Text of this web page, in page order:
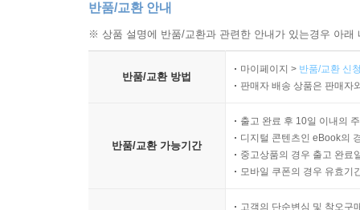
반품/교환 안내
※ 상품 설명에 반품/교환과 관련한 안내가 있는경우 아
반품/교환 방법
마이페이지 > 반품/교환 신
판매자 배송 상품은 판매자
반품/교환 가능기간
출고 완료 후 10일 이내의
디지털 콘텐츠인 eBook의
중고상품의 경우 출고 완료
모바일 쿠폰의 경우 유효기
고객의 단순변심 및 착오구